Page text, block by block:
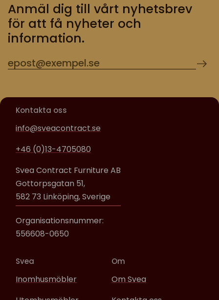
Anmäl dig till vårt nyhetsbrev
för att få nyheter och
information.
Kontakta oss
info@sveacontract.se
+46 (0)13-4705080
Svea Contract Furniture AB
Gottorpsgatan 51,
582 73 Linköping, Sverige
Organisationsnummer:
556608-0650
Svea
Inomhusmöbler
Om
Om Svea